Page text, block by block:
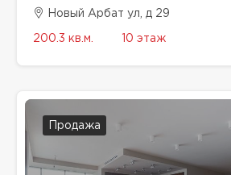
Новый Арбат ул, д 29
200.3 кв.м. 10 этаж
Продажа